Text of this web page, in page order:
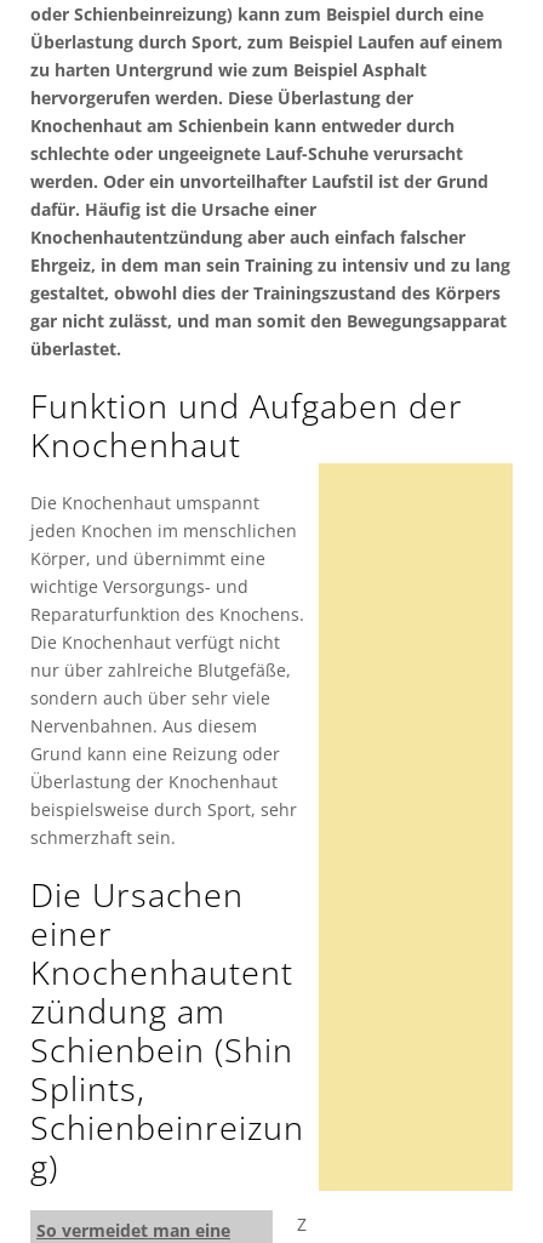
oder Schienbeinreizung) kann zum Beispiel durch eine
Überlastung durch Sport, zum Beispiel Laufen auf einem
zu harten Untergrund wie zum Beispiel Asphalt
hervorgerufen werden. Diese Überlastung der
Knochenhaut am Schienbein kann entweder durch
schlechte oder ungeeignete Lauf-Schuhe verursacht
werden. Oder ein unvorteilhafter Laufstil ist der Grund
dafür. Häufig ist die Ursache einer
Knochenhautentzündung aber auch einfach falscher
Ehrgeiz, in dem man sein Training zu intensiv und zu lang
gestaltet, obwohl dies der Trainingszustand des Körpers
gar nicht zulässt, und man somit den Bewegungsapparat
überlastet.
Funktion und Aufgaben der
Knochenhaut
Die Knochenhaut umspannt
jeden Knochen im menschlichen
Körper, und übernimmt eine
wichtige Versorgungs- und
Reparaturfunktion des Knochens.
Die Knochenhaut verfügt nicht
nur über zahlreiche Blutgefäße,
sondern auch über sehr viele
Nervenbahnen. Aus diesem
Grund kann eine Reizung oder
Überlastung der Knochenhaut
beispielsweise durch Sport, sehr
schmerzhaft sein.
Die Ursachen
einer
Knochenhautent
zündung am
Schienbein (Shin
Splints,
Schienbeinreizun
g)
So vermeidet man eine
Z